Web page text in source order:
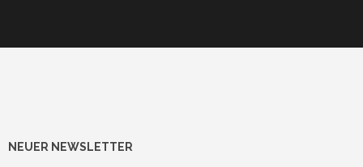
NEUER NEWSLETTER